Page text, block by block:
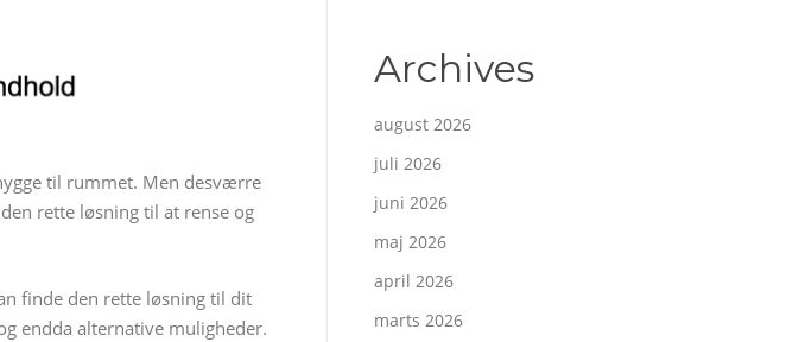
til rummet. Men desværre
rette løsning til at rense og
finde den rette løsning til dit
endda alternative muligheder.
Archives
august 2026
juli 2026
juni 2026
maj 2026
april 2026
marts 2026